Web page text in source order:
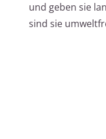
und geben sie
sind sie